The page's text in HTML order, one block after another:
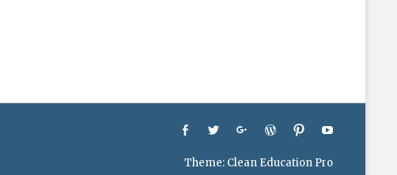
Facebook
Twitter GoogleplusWordPress
Pinterest
Theme: Clean Education Pro